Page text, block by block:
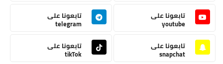
تابعونا على
youtube
تابعونا على
telegram
تابعونا على
snapchat
تابعونا على
tikTok